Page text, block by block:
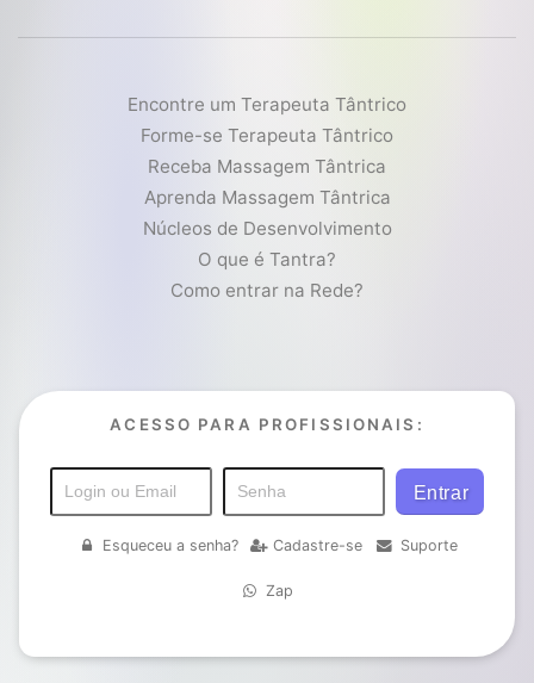
Encontre um Terapeuta Tântrico
Forme-se Terapeuta Tântrico
Receba Massagem Tântrica
Aprenda Massagem Tântrica
Núcleos de Desenvolvimento
O que é Tantra?
Como entrar na Rede?
ACESSO PARA PROFISSIONAIS:
Esqueceu a senha? Cadastre-se Suporte
Zap